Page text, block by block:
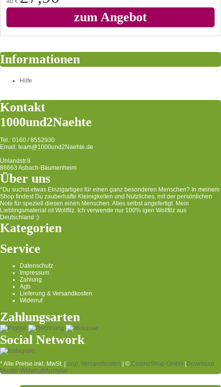
zum Angebot
Informationen
Hilfe
Kontakt
1000und2Naehte
Tel.: 0160 / 8552930
Email: team@1000und2Naehte.de
Uhlandstr.8
86663 Asbach-Bäumenheim
Über uns
*Du suchst etwas Einzigartiges für einen ganz besonderen Menschen? In meinem
Shop findest Du zauberhafte Kleinigkeiten und Nützliches, mit der persönlichen
Note für speziell diesen einen Menschen. Alles selbst angefertigt. Mein
Lieblingsmaterial ist Wollfilz. Ich verwende nur 100% igen Wollfilz aus
Deutschland :)
Kategorien
Service
Datenschutz
Impressum
Zahlung
Agb
Lieferung & Versandkosten
Widerruf
Zahlungsarten
Social Network
* Alle Preise inkl. MwSt. | zzgl. Versandkosten | © CosmoShop GmbH
Download
Muster-Widerrufsformular